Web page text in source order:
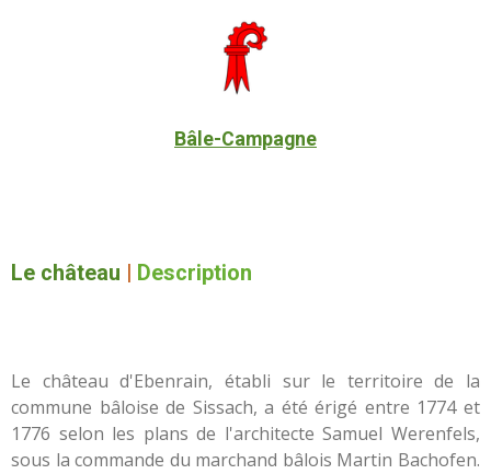
Bâle-Campagne
Le château Description
Le château d'Ebenrain, établi sur le territoire de la
commune bâloise de Sissach, a été érigé entre 1774 et
1776 selon les plans de l'architecte Samuel Werenfels,
sous la commande du marchand bâlois Martin Bachofen.